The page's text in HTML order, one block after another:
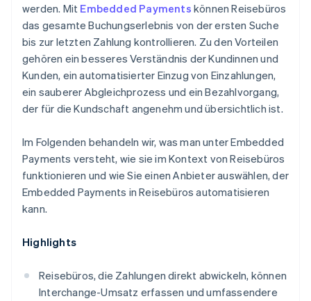
werden. Mit Embedded Payments können Reisebüros
das gesamte Buchungserlebnis von der ersten Suche
bis zur letzten Zahlung kontrollieren. Zu den Vorteilen
gehören ein besseres Verständnis der Kundinnen und
Kunden, ein automatisierter Einzug von Einzahlungen,
ein sauberer Abgleichprozess und ein Bezahlvorgang,
der für die Kundschaft angenehm und übersichtlich ist.
Im Folgenden behandeln wir, was man unter Embedded
Payments versteht, wie sie im Kontext von Reisebüros
funktionieren und wie Sie einen Anbieter auswählen, der
Embedded Payments in Reisebüros automatisieren
kann.
Highlights
Reisebüros, die Zahlungen direkt abwickeln, können
Interchange-Umsatz erfassen und umfassendere